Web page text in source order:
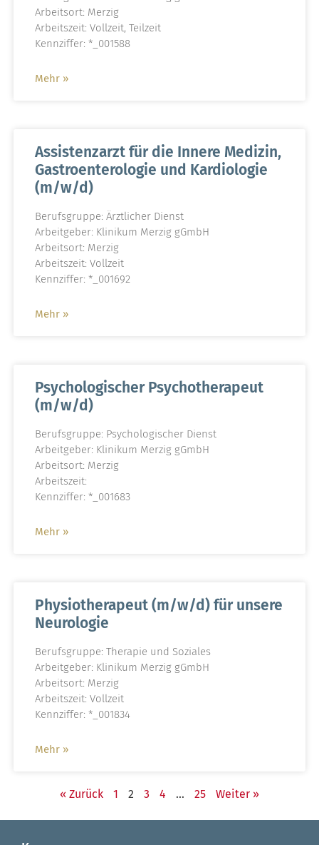
Arbeitsort: Merzig
Arbeitszeit: Vollzeit, Teilzeit
Kennziffer: *_001588
Mehr »
Assistenzarzt für die Innere Medizin,
Gastroenterologie und Kardiologie
(m/w/d)
Berufsgruppe: Ärztlicher Dienst
Arbeitgeber: Klinikum Merzig gGmbH
Arbeitsort: Merzig
Arbeitszeit: Vollzeit
Kennziffer: *_001692
Mehr »
Psychologischer Psychotherapeut
(m/w/d)
Berufsgruppe: Psychologischer Dienst
Arbeitgeber: Klinikum Merzig gGmbH
Arbeitsort: Merzig
Arbeitszeit:
Kennziffer: *_001683
Mehr »
Physiotherapeut (m/w/d) für unsere
Neurologie
Berufsgruppe: Therapie und Soziales
Arbeitgeber: Klinikum Merzig gGmbH
Arbeitsort: Merzig
Arbeitszeit: Vollzeit
Kennziffer: *_001834
Mehr »
« Zurück 1 2 3 4 … 25 Weiter »